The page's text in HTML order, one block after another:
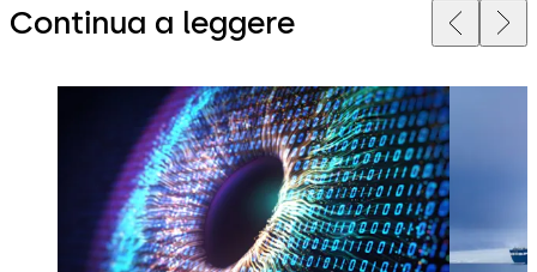
Continua a leggere